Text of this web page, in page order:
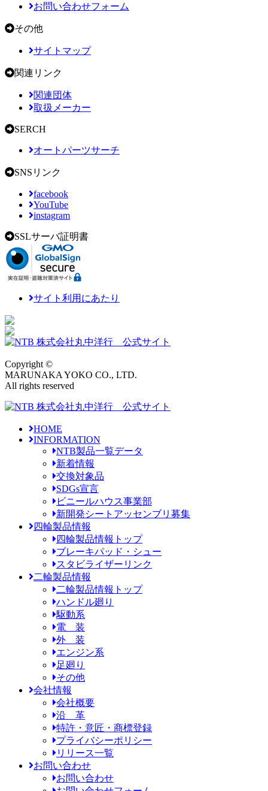
お問い合わせフォーム
その他
サイトマップ
関連リンク
関連団体
取扱メーカー
SERCH
オートパーツサーチ
SNSリンク
facebook
YouTube
instagram
SSLサーバ証明書
サイト利用にあたり
Copyright ©
MARUNAKA YOKO CO., LTD.
All rights reserved
HOME
INFORMATION
NTB製品一覧データ
新着情報
交換対象品
SDGs宣言
ビニールハウス事業部
新開発シートアッセンブリ募集
四輪製品情報
四輪製品情報トップ
ブレーキパッド・シュー
スタビライザーリンク
二輪製品情報
二輪製品情報トップ
ハンドル廻り
駆動系
電 装
外 装
エンジン系
足廻り
その他
会社情報
会社概要
沿 革
特許・意匠・商標登録
プライバシーポリシー
リリース一覧
お問い合わせ
お問い合わせ